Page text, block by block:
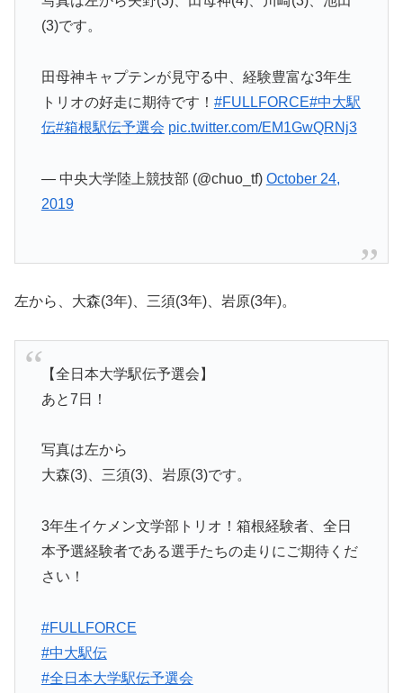
(3)です。
田母神キャプテンが見守る中、経験豊富な3年生
トリオの好走に期待です！ #FULLFORCE#中大駅
伝#箱根駅伝予選会 pic.twitter.com/EM1GwQRNj3
— 中央大学陸上競技部 (@chuo_tf) October 24,
2019
左から、大森(3年)、三須(3年)、岩原(3年)。
【全日本大学駅伝予選会】
あと7日！
写真は左から
大森(3)、三須(3)、岩原(3)です。
3年生イケメン文学部トリオ！箱根経験者、全日
本予選経験者である選手たちの走りにご期待くだ
さい！
#FULLFORCE
#中大駅伝
#全日本大学駅伝予選会